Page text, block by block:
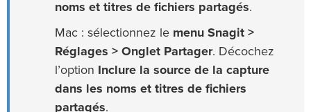
noms et titres de fichiers partagés.
Mac : sélectionnez le menu Snagit >
Réglages > Onglet Partager. Décochez
l’option
Inclure la source de la capture
dans les noms et titres de fichiers
partagés.